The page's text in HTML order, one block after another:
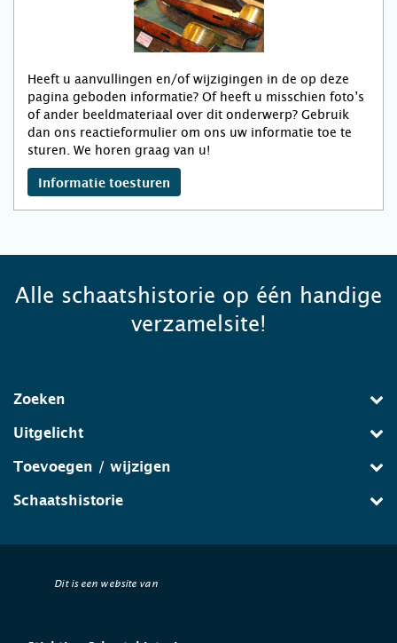
Heeft u aanvullingen en/of wijzigingen in de op deze
pagina geboden informatie? Of heeft u misschien foto’s
of ander beeldmateriaal over dit onderwerp? Gebruik
dan ons reactieformulier om ons uw informatie toe te
sturen. We horen graag van u!
Informatie toesturen
Alle schaatshistorie op één handige
verzamelsite!
Zoeken
Uitgelicht
Toevoegen / wijzigen
Schaatshistorie
Dit is een website van